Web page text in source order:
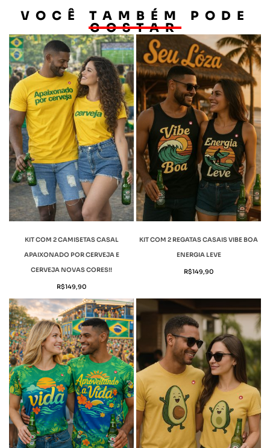
VOCÊ TAMBÉM PODE
GOSTAR
KIT COM 2 CAMISETAS CASAL
APAIXONADO POR CERVEJA E
CERVEJA NOVAS CORES!!
R$149,90
KIT COM 2 REGATAS CASAIS VIBE BOA
ENERGIA LEVE
R$149,90